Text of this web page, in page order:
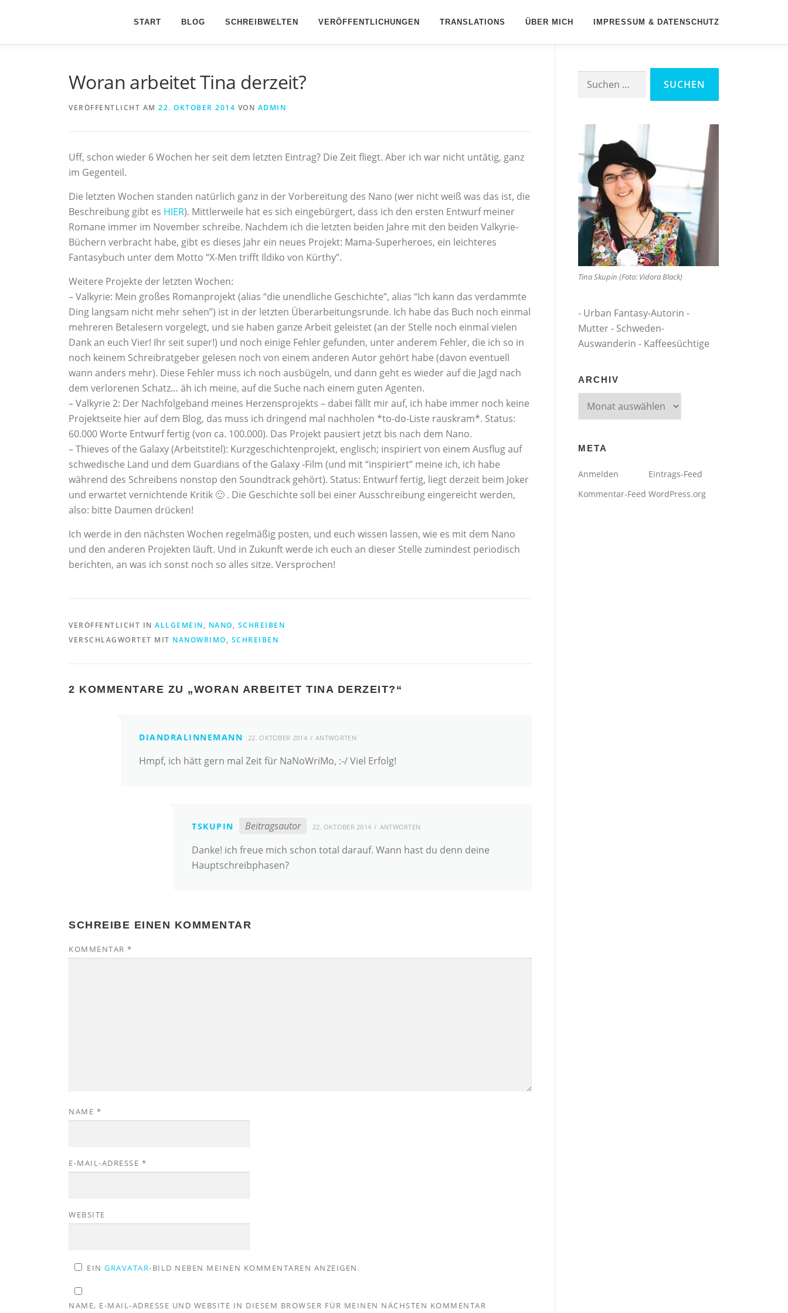
START BLOG SCHREIBWELTEN VERÖFFENTLICHUNGEN TRANSLATIONS ÜBER MICH IMPRESSUM & DATENSCHUTZ
Woran arbeitet Tina derzeit?
VERÖFFENTLICHT AM 22. OKTOBER 2014 VON ADMIN
Uff, schon wieder 6 Wochen her seit dem letzten Eintrag? Die Zeit fliegt. Aber ich war nicht untätig, ganz
im Gegenteil.
Die letzten Wochen standen natürlich ganz in der Vorbereitung des Nano (wer nicht weiß was das ist, die
Beschreibung gibt es HIER). Mittlerweile hat es sich eingebürgert, dass ich den ersten Entwurf meiner
Romane immer im November schreibe. Nachdem ich die letzten beiden Jahre mit den beiden Valkyrie-
Büchern verbracht habe, gibt es dieses Jahr ein neues Projekt: Mama-Superheroes, ein leichteres
Fantasybuch unter dem Motto “X-Men trifft Ildiko von Kürthy”.
Weitere Projekte der letzten Wochen:
– Valkyrie: Mein großes Romanprojekt (alias “die unendliche Geschichte”, alias “Ich kann das verdammte
Ding langsam nicht mehr sehen”) ist in der letzten Überarbeitungsrunde. Ich habe das Buch noch einmal
mehreren Betalesern vorgelegt, und sie haben ganze Arbeit geleistet (an der Stelle noch einmal vielen
Dank an euch Vier! Ihr seit super!) und noch einige Fehler gefunden, unter anderem Fehler, die ich so in
noch keinem Schreibratgeber gelesen noch von einem anderen Autor gehört habe (davon eventuell
wann anders mehr). Diese Fehler muss ich noch ausbügeln, und dann geht es wieder auf die Jagd nach
dem verlorenen Schatz… äh ich meine, auf die Suche nach einem guten Agenten.
– Valkyrie 2: Der Nachfolgeband meines Herzensprojekts – dabei fällt mir auf, ich habe immer noch keine
Projektseite hier auf dem Blog, das muss ich dringend mal nachholen *to-do-Liste rauskram*. Status:
60.000 Worte Entwurf fertig (von ca. 100.000). Das Projekt pausiert jetzt bis nach dem Nano.
– Thieves of the Galaxy (Arbeitstitel): Kurzgeschichtenprojekt, englisch; inspiriert von einem Ausflug auf
schwedische Land und dem Guardians of the Galaxy -Film (und mit “inspiriert” meine ich, ich habe
während des Schreibens nonstop den Soundtrack gehört). Status: Entwurf fertig, liegt derzeit beim Joker
und erwartet vernichtende Kritik 🙂 . Die Geschichte soll bei einer Ausschreibung eingereicht werden,
also: bitte Daumen drücken!
Ich werde in den nächsten Wochen regelmäßig posten, und euch wissen lassen, wie es mit dem Nano
und den anderen Projekten läuft. Und in Zukunft werde ich euch an dieser Stelle zumindest periodisch
berichten, an was ich sonst noch so alles sitze. Versprochen!
VERÖFFENTLICHT IN ALLGEMEIN, NANO, SCHREIBEN
VERSCHLAGWORTET MIT NANOWRIMO, SCHREIBEN
2 KOMMENTARE ZU „WORAN ARBEITET TINA DERZEIT? “
DIANDRALINNEMANN 22. OKTOBER 2014 ANTWORTEN
Hmpf, ich hätt gern mal Zeit für NaNoWriMo, :-/ Viel Erfolg!
TSKUPIN Beitragsautor 22. OKTOBER 2014 ANTWORTEN
Danke! ich freue mich schon total darauf. Wann hast du denn deine
Hauptschreibphasen?
SCHREIBE EINEN KOMMENTAR
KOMMENTAR *
NAME *
E-MAIL-ADRESSE *
WEBSITE
EINGRAVATAR-BILD NEBEN MEINEN KOMMENTAREN ANZEIGEN.
NAME, E-MAIL-ADRESSE UND WEBSITE IN DIESEM BROWSER FÜR MEINEN NÄCHSTEN KOMMENTAR
Suchen
Tina Skupin (Foto: Vidora Black)
- Urban Fantasy-Autorin -
Mutter - Schweden-
Auswanderin - Kaffeesüchtige
ARCHIV
Archiv
META
Anmelden
Eintrags-Feed
Kommentar-Feed WordPress.org